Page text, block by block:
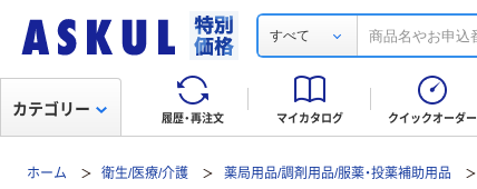
すべて
履歴・再注文 マイカタログ クイックオーダー
カテゴリー
ホーム 衛生/医療/介護 薬局用品/調剤用品/服薬・投薬補助用品